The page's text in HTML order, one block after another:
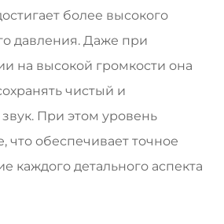
более высокого
давления. Даже при
на высокой громкости она
чистый и
При этом уровень
что обеспечивает точное
каждого детального аспекта